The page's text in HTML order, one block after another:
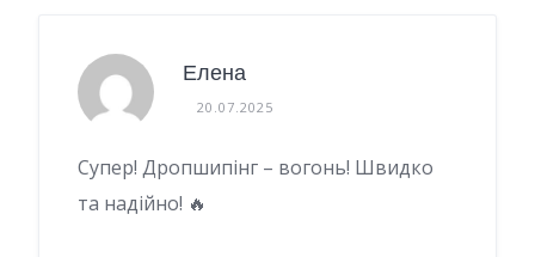
Елена
20.07.2025
Супер! Дропшипінг – вогонь! Швидко
та надійно! 🔥